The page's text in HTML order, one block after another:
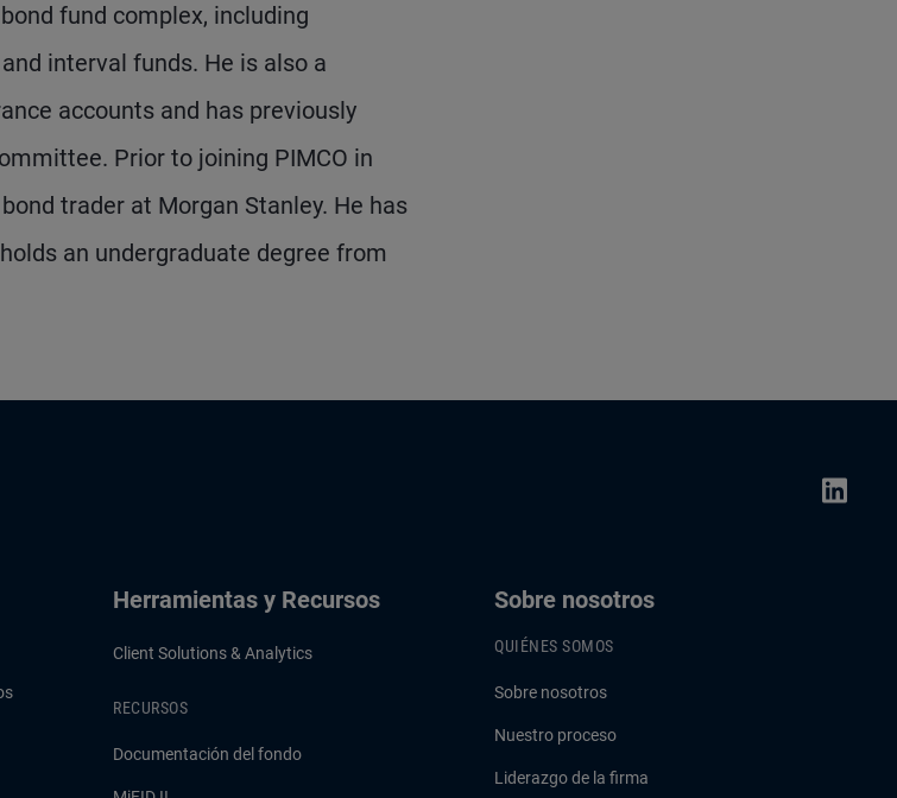
fund complex, including
interval funds. He is also a
accounts and has previously
Prior to joining PIMCO in
trader at Morgan Stanley. He has
an undergraduate degree from
Herramientas y Recursos
Client Solutions & Analytics
RECURSOS
Documentación del fondo
Sobre nosotros
QUIÉNES SOMOS
Sobre nosotros
Nuestro proceso
Liderazgo de la firma